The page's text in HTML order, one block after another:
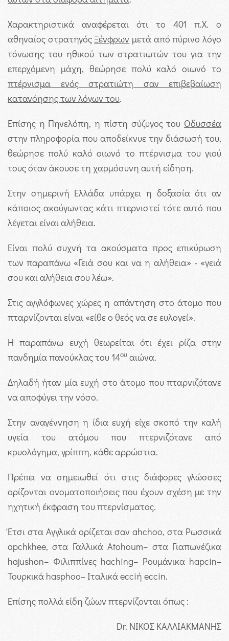
Χαρακτηριστικά αναφέρεται ότι το 401 π.Χ. ο
αθηναίος στρατηγόςΞένφρων μετά από πύρινο λόγο
τόνωσης του ηθικού των στρατιωτών του για την
επερχόμενη μάχη, θεώρησε πολύ καλό οιωνό το
πτέρνισμα ενός στρατιώτη σαν επιβεβαίωση
κατανόησης των λόγων του.
Επίσης η Πηνελόπη, η πίστη σύζυγος του Οδυσσέα
στην πληροφορία που αποδείκνυε την διάσωσή του,
θεώρησε πολύ καλό οιωνό το πτέρνισμα του γιού
τους όταν άκουσε τη χαρμόσυνη αυτή είδηση.
Στην σημερινή Ελλάδα υπάρχει η δοξασία ότι αν
κάποιος ακούγωντας κάτι πτερνιστεί τότε αυτό που
λέγεται είναι αλήθεια.
Είναι πολύ συχνή τα ακούσματα προς επικύρωση
των παραπάνω «Γειά σου και να η αλήθεια» - «γειά
σου και αλήθεια σου λέω».
Στις αγγλόφωνες χώρες η απάντηση στο άτομο που
πταρνίζονται είναι «είθε ο θεός να σε ευλογεί».
Η παραπάνω ευχή θεωρείται ότι έχει ρίζα στην
πανδημία πανούκλας του 14ου αιώνα.
Δηλαδή ήταν μία ευχή στο άτομο που πταρνιζότανε
να αποφύγει την νόσο.
Στην αναγέννηση η ίδια ευχή είχε σκοπό την καλή
υγεία του ατόμου που πτερνιζότανε από
κρυολόγημα, γρίππη, κάθε αρρώστια.
Πρέπει να σημειωθεί ότι στις διάφορες γλώσσες
ορίζονται ονοματοποιήσεις που έχουν σχέση με την
ηχητική έκφραση του πτερνίσματος.
Έτσι στα Αγγλικά ορίζεται σαν ahchoo, στα Ρωσσικά
apchkhee, στα Γαλλικά Atohoum– στα Γιαπωνέζικα
hajushon– Φιλιππίνες haching– Ρουμάνικα hapcin–
Τουρκικά hasphoo– Ιταλικά ecciή eccin.
Επίσης πολλά είδη ζώων πτερνίζονται όπως :
Dr. ΝΙΚΟΣ ΚΑΛΛΙΑΚΜΑΝΗΣ